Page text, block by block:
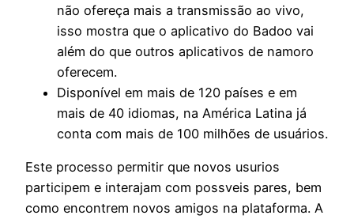
não ofereça mais a transmissão ao vivo,
isso mostra que o aplicativo do Badoo vai
além do que outros aplicativos de namoro
oferecem.
Disponível em mais de 120 países e em
mais de 40 idiomas, na América Latina já
conta com mais de 100 milhões de usuários.
Este processo permitir que novos usurios
participem e interajam com possveis pares, bem
como encontrem novos amigos na plataforma. A